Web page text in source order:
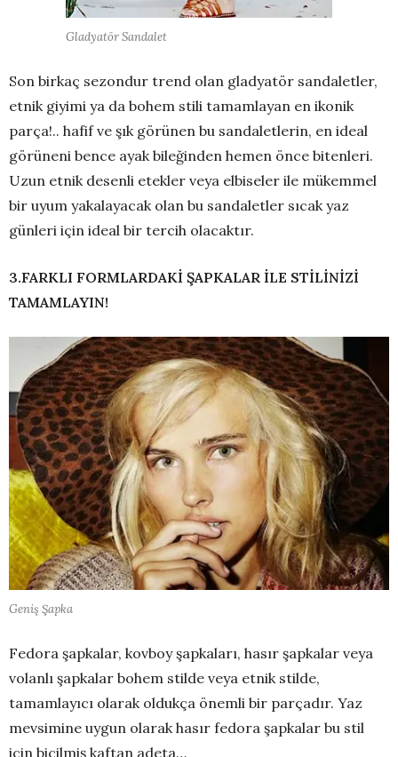
Gladyatör Sandalet
Son birkaç sezondur trend olan gladyatör sandaletler,
etnik giyimi ya da bohem stili tamamlayan en ikonik
parça!.. hafif ve şık görünen bu sandaletlerin, en ideal
görüneni bence ayak bileğinden hemen önce bitenleri.
Uzun etnik desenli etekler veya elbiseler ile mükemmel
bir uyum yakalayacak olan bu sandaletler sıcak yaz
günleri için ideal bir tercih olacaktır.
3.FARKLI FORMLARDAKİ ŞAPKALAR İLE STİLİNİZİ
TAMAMLAYIN!
Geniş Şapka
Fedora şapkalar, kovboy şapkaları, hasır şapkalar veya
volanlı şapkalar bohem stilde veya etnik stilde,
tamamlayıcı olarak oldukça önemli bir parçadır. Yaz
mevsimine uygun olarak hasır fedora şapkalar bu stil
için biçilmiş kaftan adeta…